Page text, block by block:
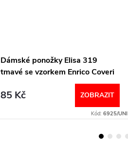
Dámské ponožky Elisa 319
tmavé se vzorkem Enrico Coveri
85 Kč ZOBRAZIT
Kód: 6925/UNI